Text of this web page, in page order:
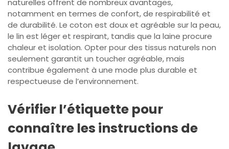
notamment en termes de confort, de respirabilité et
de durabilité. Le coton est doux et agréable sur la peau,
le lin est léger et respirant, tandis que la laine procure
chaleur et isolation. Opter pour des tissus naturels non
seulement garantit un toucher agréable, mais
contribue également à une mode plus durable et
respectueuse de l’environnement.
Vérifier l’étiquette pour
connaître les instructions de